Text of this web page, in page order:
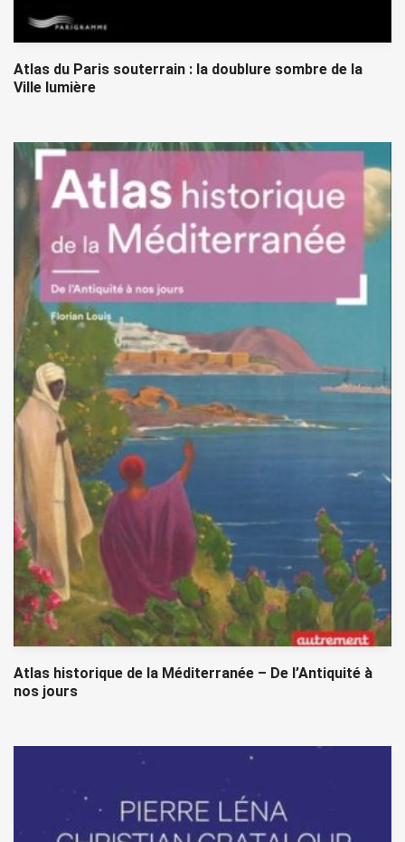
Atlas du Paris souterrain : la doublure sombre de la
Ville lumière
Atlas historique de la Méditerranée – De l’Antiquité à
nos jours